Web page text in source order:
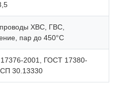
ХВС, ГВС,
пар до 450°C
2001, ГОСТ 17380-
30.13330